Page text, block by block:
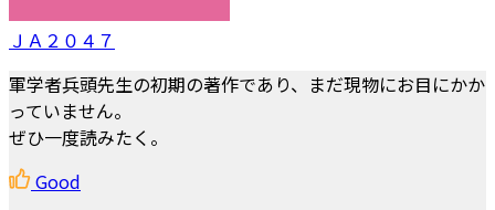
ＪＡ２０４７
軍学者兵頭先生の初期の著作であり、まだ現物にお目にかか
っていません。
ぜひ一度読みたく。
Good